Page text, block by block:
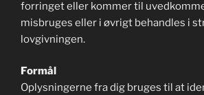
forringet eller kommer til
misbruges eller i øvrigt behandles i
lovgivningen.
Formål
Oplysningerne fra dig bruges til at